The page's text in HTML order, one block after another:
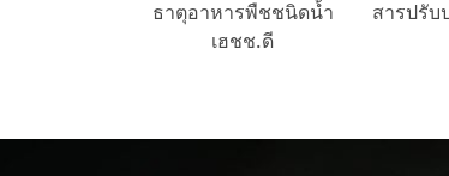
ธาตุอาหารพืชชนิดน้ำ
เฮชช.ดี
สารปรับ